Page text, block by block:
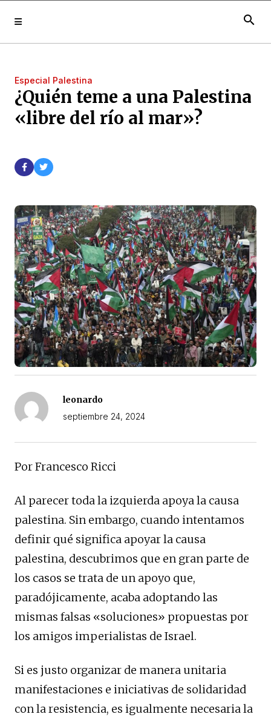
search
Especial Palestina
¿Quién teme a una Palestina
«libre del río al mar»?
leonardo
septiembre 24, 2024
Por Francesco Ricci
Al parecer toda la izquierda apoya la causa
palestina. Sin embargo, cuando intentamos
definir qué significa apoyar la causa
palestina, descubrimos que en gran parte de
los casos se trata de un apoyo que,
paradójicamente, acaba adoptando las
mismas falsas «soluciones» propuestas por
los amigos imperialistas de Israel.
Si es justo organizar de manera unitaria
manifestaciones e iniciativas de solidaridad
con la resistencia, es igualmente necesaria la